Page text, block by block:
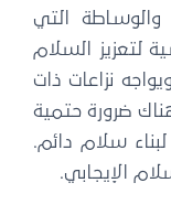
والوساطة التي
لتعزيز السلام
نزاعات ذات
ضرورة حتمية
سلام دائم.
الإيجابي.